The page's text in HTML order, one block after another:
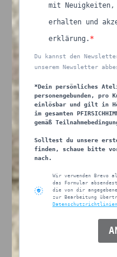
mit Neuigkeiten,
erhalten und
erklärung.
Du kannst den
unserem Newsletter
*Dein persönliches
personengebunden, pro
einlösbar und gilt in
im gesamten
gemäß
Solltest du unsere
finden, schaue bitte
nach.
Wir verwenden Brevo
das Formular
die von dir
zur Bearbeitung